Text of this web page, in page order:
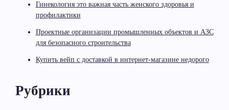
Гинекология это важная часть женского здоровья и
профилактики
Проектные организации промышленных объектов и АЗС
для безопасного строительства
Купить вейп с доставкой в интернет-магазине недорого
Рубрики